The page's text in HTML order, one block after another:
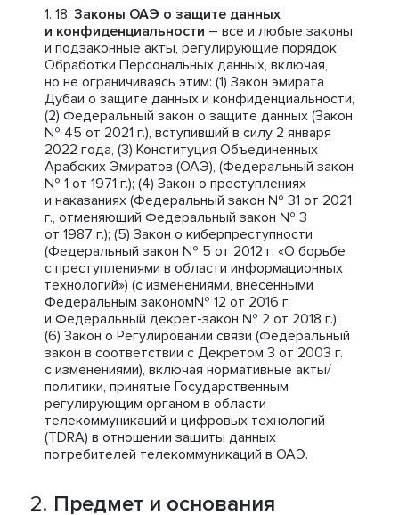
Законы ОАЭ о защите данных
и конфиденциальности – все и любые законы
и подзаконные акты, регулирующие порядок
Обработки Персональных данных, включая,
но не ограничиваясь этим: (1) Закон эмирата
Дубаи о защите данных и конфиденциальности,
(2) Федеральный закон о защите данных (Закон
№ 45 от 2021 г.), вступивший в силу 2 января
2022 года, (3) Конституция Объединенных
Арабских Эмиратов (ОАЭ), (Федеральный закон
№ 1 от 1971 г.); (4) Закон о преступлениях
и наказаниях (Федеральный закон № 31 от 2021
г., отменяющий Федеральный закон № 3
от 1987 г.); (5) Закон о киберпреступности
(Федеральный закон № 5 от 2012 г. «О борьбе
с преступлениями в области информационных
технологий») (с изменениями, внесенными
Федеральным законом№ 12 от 2016 г.
и Федеральный декрет-закон № 2 от 2018 г.);
(6) Закон о Регулировании связи (Федеральный
закон в соответствии с Декретом 3 от 2003 г.
с изменениями), включая нормативные акты/
политики, принятые Государственным
регулирующим органом в области
телекоммуникаций и цифровых технологий
(TDRA) в отношении защиты данных
потребителей телекоммуникаций в ОАЭ.
Предмет и основания